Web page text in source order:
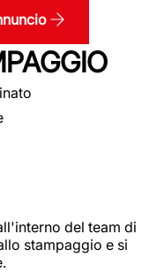
del team di
stampaggio e si